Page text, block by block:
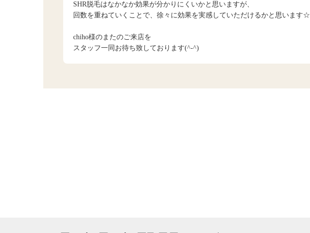
SHR脱毛はなかなか効果が分かりにくいかと思いますが、
回数を重ねていくことで、徐々に効果を実感していただけるかと思います☆
chiho様のまたのご来店を
スタッフ一同お待ち致しております(^-^)